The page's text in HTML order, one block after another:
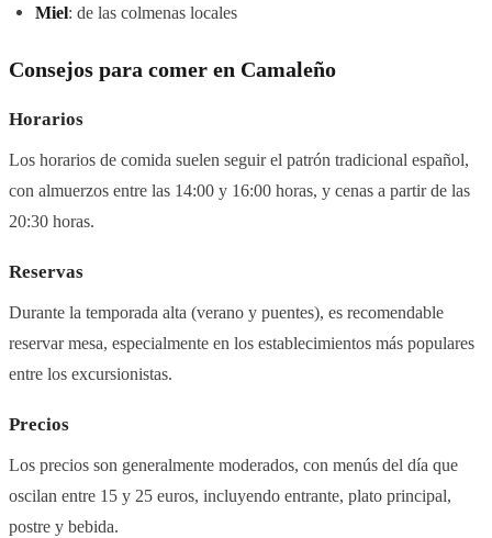
Miel: de las colmenas locales
Consejos para comer en Camaleño
Horarios
Los horarios de comida suelen seguir el patrón tradicional español,
con almuerzos entre las 14:00 y 16:00 horas, y cenas a partir de las
20:30 horas.
Reservas
Durante la temporada alta (verano y puentes), es recomendable
reservar mesa, especialmente en los establecimientos más populares
entre los excursionistas.
Precios
Los precios son generalmente moderados, con menús del día que
oscilan entre 15 y 25 euros, incluyendo entrante, plato principal,
postre y bebida.